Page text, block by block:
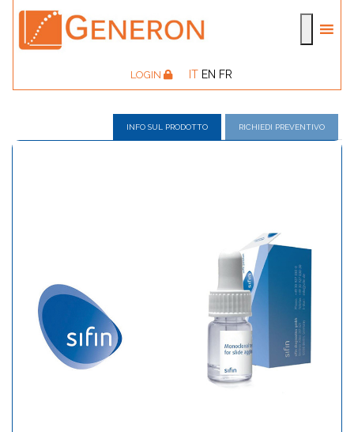
LOGIN IT EN FR
INFO SUL PRODOTTO RICHIEDI PREVENTIVO